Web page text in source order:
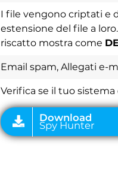
I file vengono criptati e
estensione del file a
riscatto mostra come
Email spam, Allegati e-
Verifica se il tuo
Download